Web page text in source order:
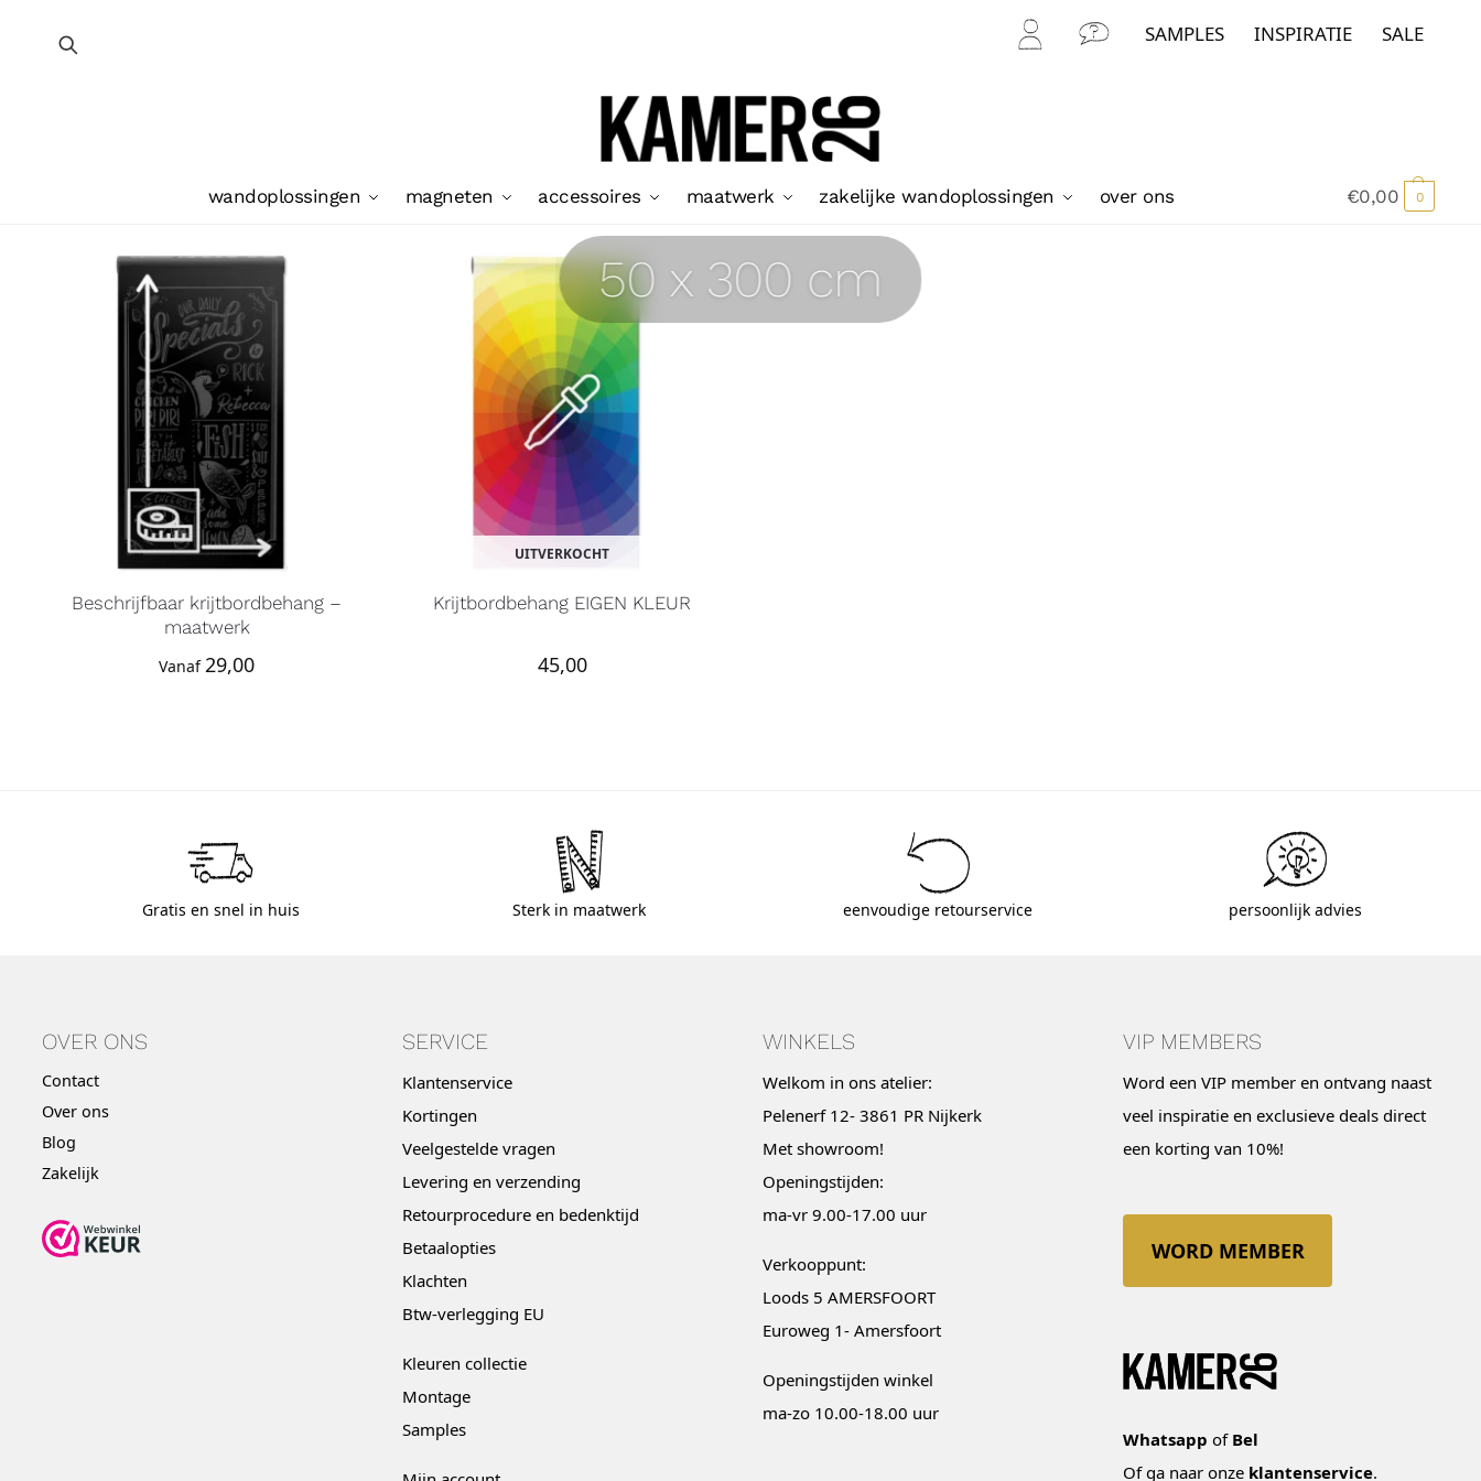
Mijn
Con
SAMPLES INSPIRATIE SALE
wandoplossingen magneten accessoires maatwerk zakelijke wandoplossingen over ons €0,00 0
50 x 300 cm
Beschrijfbaar krijtbordbehang –
maatwerk
Vanaf 29,00
UITVERKOCHT
Krijtbordbehang EIGEN KLEUR
45,00
Gratis en snel in huis Sterk in maatwerk eenvoudige retourservice persoonlijk advies
OVER ONS
Contact
Over ons
Blog
Zakelijk
SERVICE
Klantenservice
Kortingen
Veelgestelde vragen
Levering en verzending
Retourprocedure en bedenktijd
Betaalopties
Klachten
Btw-verlegging EU
Kleuren collectie
Montage
Samples
WINKELS
Welkom in ons atelier:
Pelenerf 12- 3861 PR Nijkerk
Met showroom!
Openingstijden:
ma-vr 9.00-17.00 uur
Verkooppunt:
Loods 5 AMERSFOORT
Euroweg 1- Amersfoort
Openingstijden winkel
ma-zo 10.00-18.00 uur
VIP MEMBERS
Word een VIP member en ontvang naast
veel inspiratie en exclusieve deals direct
een korting van 10%!
WORD MEMBER
Whatsapp of Bel
Of ga naar onze klantenservice.